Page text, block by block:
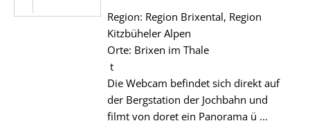
Region: Region Brixental, Region
Kitzbüheler Alpen
Orte: Brixen im Thale
t
Die Webcam befindet sich direkt auf
der Bergstation der Jochbahn und
filmt von doret ein Panorama ü ...